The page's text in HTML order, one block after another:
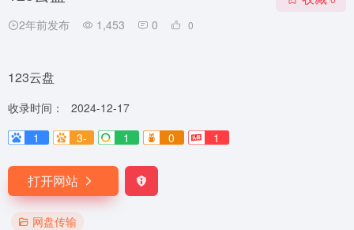
2年前发布 1,453 0 0
123云盘
收录时间：
2024-12-17
1
3- 1 0 1
打开网站
网盘传输